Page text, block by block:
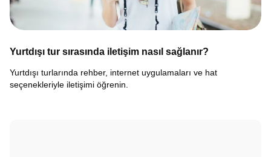
Yurtdışı tur sırasında iletişim nasıl sağlanır?
Yurtdışı turlarında rehber, internet uygulamaları ve hat
seçenekleriyle iletişimi öğrenin.